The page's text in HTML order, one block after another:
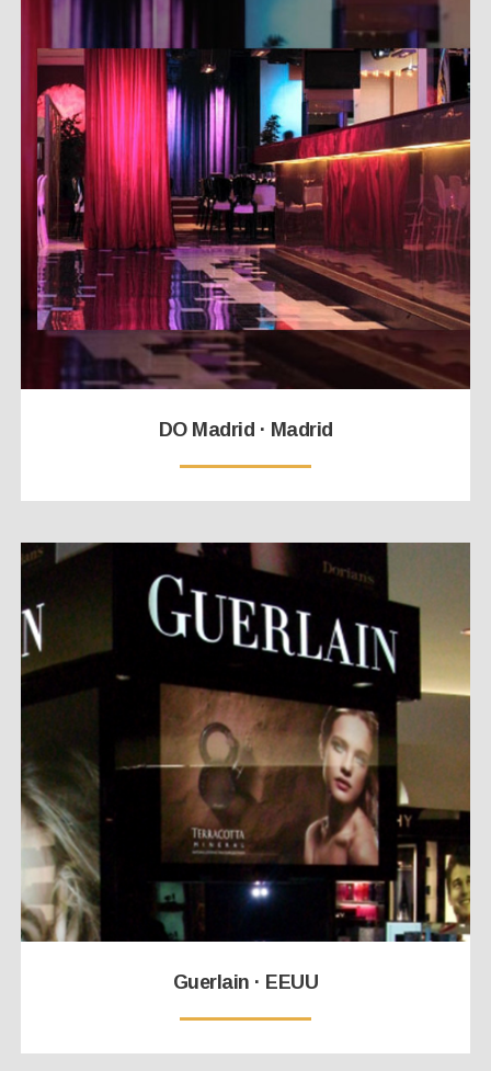
DO Madrid · Madrid
Guerlain · EEUU